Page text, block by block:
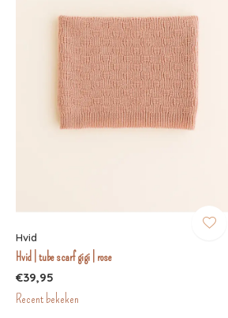
Hvid
Hvid | tube scarf gigi | rose
€39,95
Recent bekeken